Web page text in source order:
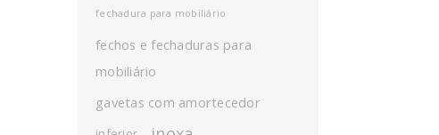
fechadura para mobiliário
fechos e fechaduras para
mobiliário
gavetas com amortecedor